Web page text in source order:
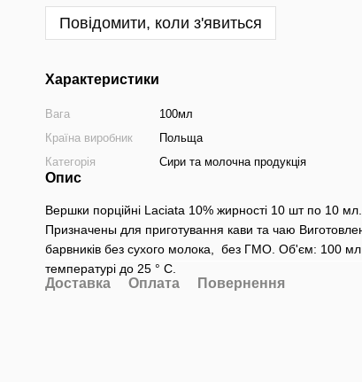
Повідомити, коли з'явиться
Характеристики
Вага
100мл
Країна виробник
Польща
Категорія
Сири та молочна продукція
Опис
Вершки порційні Laciata 10% жирності 10 шт по 10
Призначены для приготування кави та чаю
барвників без сухого молока, без ГМО. Об'єм: 100
температурі до 25 ° С.
Доставка Оплата Повернення